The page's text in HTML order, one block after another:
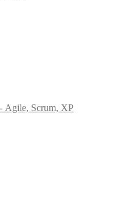
Agile, Scrum, XP